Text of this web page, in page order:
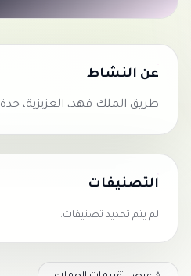
عن النشاط
طريق الملك فهد، العزيزية، جدة 23333
التصنيفات
لم يتم تحديد تصنيفات.